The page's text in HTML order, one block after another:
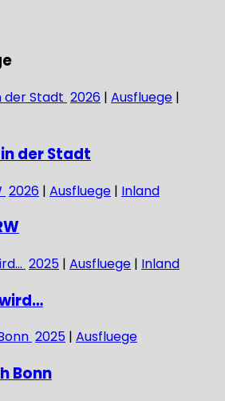
2026 | Ausfluege |
der Stadt
2026 | Ausfluege | Inland
2025 | Ausfluege | Inland
2025 | Ausfluege
Bonn